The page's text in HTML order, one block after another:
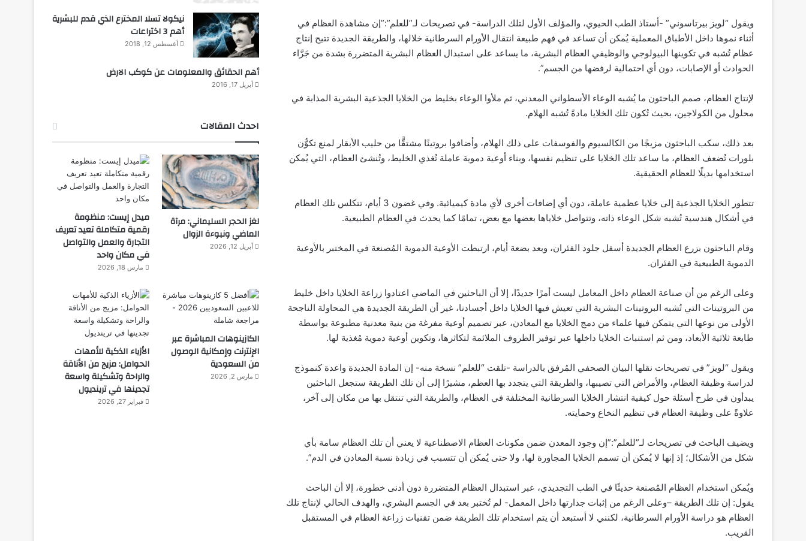
ويقول “لويز بيرتاسوني” -أستاذ الطب الحيوي، والمؤلف الأول لتلك الدراسة- في تصريحات لـ”للعلم”:”إن مشاهدة العظام في
أثناء نموها داخل الأطباق المعملية يُمكن أن تساعد في فهم طبيعة انتقال الأورام السرطانية خلالها، والطريقة الجديدة تتيح إنتاج
عظام تُشبه في تكوينها البيولوجي والوظيفي العظام البشرية، ما يساعد على استبدال العظام البشرية المتضررة بشدة من جَرَّاء
الحوادث أو الإصابات، دون أي احتمالية لرفضها من الجسم”.
لإنتاج العظام، صمم الباحثون ما يُشبه الوعاء الأسطواني المعدني، ثم ملأوا الوعاء بخليط من الخلايا الجذعية البشرية المذابة في
محلول من الكولاجين، بحيث تُكون تلك الخلايا مادةً تُشبه الهلام.
بعد ذلك، سكب الباحثون مزيجًا من الكالسيوم والفوسفات على ذلك الهلام، وأضافوا بروتينًا مشتقًّا من حليب الأبقار لمنع تكوُّن
بلورات تُضعف العظام، ما ساعد تلك الخلايا على تنظيم نفسها، وبناء أوعية دموية عاملة تُغذي الخليط، وتُنشئ العظام، التي يُمكن
استخدامها بديلًا للعظام الحقيقية.
تتطور الخلايا الجذعية إلى خلايا عظمية عاملة، دون أي إضافات أخرى لأي مادة كيميائية. وفي غضون 3 أيام، تتكلس تلك العظام
في أشكال هندسية تُشبه شكل الوعاء ذاته، وتتواصل خلاياها بعضها مع بعض، تمامًا كما يحدث في العظام الطبيعية.
وقام الباحثون بزرع العظام الجديدة أسفل جلود الفئران، وبعد بضعة أيام، ارتبطت الأوعية الدموية المُصنعة في المختبر بالأوعية
الدموية الطبيعية في الفئران.
وعلى الرغم من أن صناعة العظام داخل المعامل ليست أمرًا جديدًا، إلا أن الباحثين في الماضي اعتادوا زراعة الخلايا داخل خليط
من البروتينات التي تُشبه البروتينات البشرية التي تعيش فيها الخلايا داخل أجسادنا، غير أن الطريقة الجديدة هي المحاولة الناجحة
الأولى من نوعها التي يتمكن فيها علماء من دمج الخلايا مع المعادن، عبر تصميم أوعية مفرغة من بنية معدنية مطبوعة بواسطة
طابعة ثلاثية الأبعاد، ومن ثم استنبات الخلايا داخلها عبر توفير الظروف الملائمة لتكاثرها، وتكوين أوعية دموية مُغذية لها.
ويقول “لويز” في تصريحات نقلها البيان الصحفي المُرفق بالدراسة -تلقت “للعلم” نسخة منه- إن المادة الجديدة واعدة كنموذج
لدراسة وظيفة العظام، والأمراض التي تصيبها، والطريقة التي يتجدد بها العظم، مشيرًا إلى أن تلك الطريقة ستجعل الباحثين
يبدأون في طرح أسئلة حول كيفية انتشار الخلايا السرطانية المختلفة في العظام، والطريقة التي تنتقل بها من مكان إلى آخر،
علاوةً على وظيفة العظام في تنظيم النخاع وحمايته.
ويضيف الباحث في تصريحات لـ”للعلم”:”إن وجود المعدن ضمن مكونات العظام الاصطناعية لا يعني أن تلك العظام سامة بأي
شكل من الأشكال؛ إذ إنها لا يُمكن أن تسمم الخلايا المجاورة لها، ولا حتى يُمكن أن تتسبب في زيادة نسبة المعادن في الدم”.
ويُمكن استخدام العظام المُصنعة حديثًا في الطب التجديدي، عبر استبدال العظام المتضررة دون أدنى خطورة، إلا أن الباحث
يقول: إن تلك الطريقة –وعلى الرغم من إثبات جدارتها داخل المعمل- لم تُختبر بعد في الجسم البشري، والهدف الحالي لإنتاج تلك
العظام هو دراسة الأورام السرطانية، لكنني لا أستبعد أن يتم استخدام تلك الطريقة ضمن تقنيات زراعة العظام في المستقبل
القريب.
نيكولا تسلا المخترع الذي قدم للبشرية
أهم 3 اختراعات
أغسطس 12, 2018
أهم الحقائق والمعلومات عن كوكب الارض
أبريل 17, 2016
احدث المقالات
لغز الحجر السليماني: مرآة
الماضي ونبوءة الزوال
أبريل 12, 2026
ميدل إيست: منظومة
رقمية متكاملة تعيد تعريف
التجارة والعمل والتواصل
في مكان واحد
مارس 18, 2026
الكازينوهات المباشرة عبر
الإنترنت وإمكانية الوصول
من السعودية
مارس 2, 2026
الأزياء الذكية للأمهات
الحوامل: مزيج من الأناقة
والراحة وتشكيلة واسعة
تجدينها في ترينديول
فبراير 27, 2026